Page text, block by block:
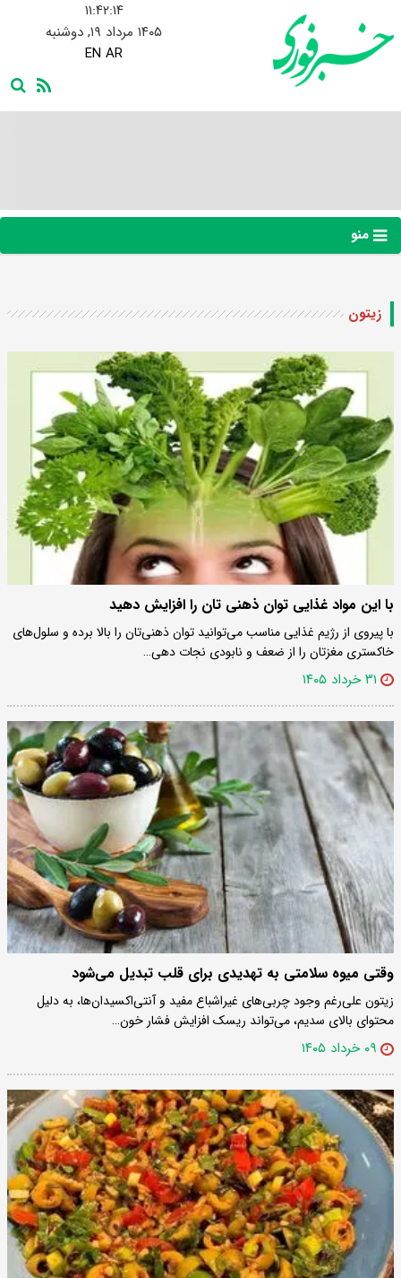
۱۱:۴۲:۱۵
۱۴۰۵ مرداد ۱۹, دوشنبه
EN AR
منو
زیتون
با این مواد غذایی توان ذهنی تان را افزایش دهید
با پیروی از رژیم غذایی مناسب می‌توانید توان ذهنی‌تان را بالا برده و سلول‌های
خاکستری مغزتان را از ضعف و نابودی نجات دهی…
۳۱ خرداد ۱۴۰۵
وقتی میوه سلامتی به تهدیدی برای قلب تبدیل می‌شود
زیتون علی‌رغم وجود چربی‌های غیراشباع مفید و آنتی‌اکسیدان‌ها، به دلیل
محتوای بالای سدیم، می‌تواند ریسک افزایش فشار خون…
۰۹ خرداد ۱۴۰۵